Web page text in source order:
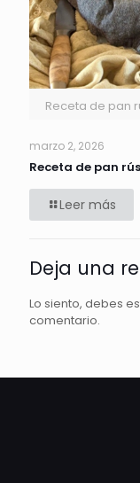
Receta de pan
marzo 2, 2026
Receta de pan
Leer más
Deja una
Lo siento, debes
comentario.